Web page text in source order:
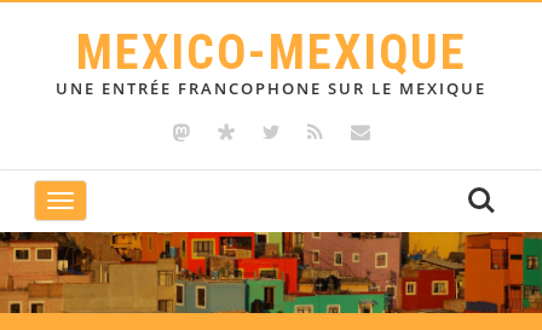
MEXICO-MEXIQUE
UNE ENTRÉE FRANCOPHONE SUR LE MEXIQUE
Toggle
navigation